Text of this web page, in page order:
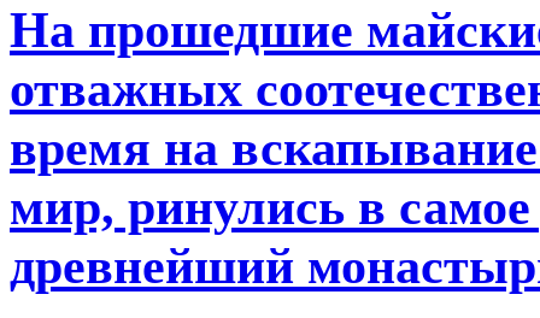
На прошедшие
отважных
время на
мир, ринулись в самое
древнейший